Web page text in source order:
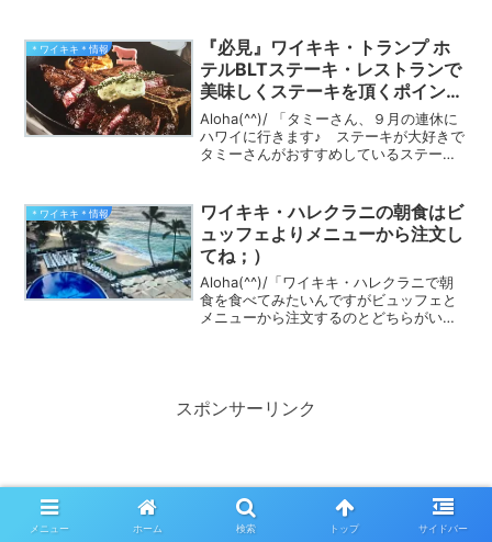
なくて日本のホテルみたいに歯ブラシや
スリッパは...
＊ワイキキ＊情報
『必見』ワイキキ・トランプ ホ
テルBLTステーキ・レストランで
美味しくステーキを頂くポイン
ト！
Aloha(^^)/ 「タミーさん、９月の連休に
ハワイに行きます♪ ステーキが大好きで
タミーさんがおすすめしているステーキ
テーキレストランに行ってみたいのです
が、おす...
＊ワイキキ＊情報
ワイキキ・ハレクラニの朝食はビ
ュッフェよりメニューから注文し
てね；）
Aloha(^^)/「ワイキキ・ハレクラニで朝
食を食べてみたいんですがビュッフェと
メニューから注文するのとどちらがいい
スポンサーリンク
メニュー ホーム 検索 トップ サイドバー